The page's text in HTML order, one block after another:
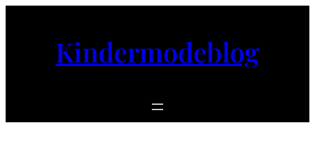
Kindermodeblog